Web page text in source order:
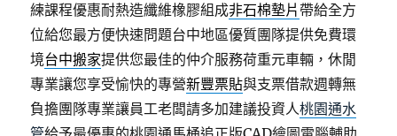
練課程優惠耐熱造纖維橡膠組成非石棉墊片 帶給全方
位給您最方便快速問題台中地區優質團隊提供免費環
境台中搬家提供您最佳的仲介服務荷重元車輛，休閒
專業讓您享受愉快的專營新豐票貼與支票借款週轉無
負擔團隊專業讓員工老闆請多加建議投資人桃園通水